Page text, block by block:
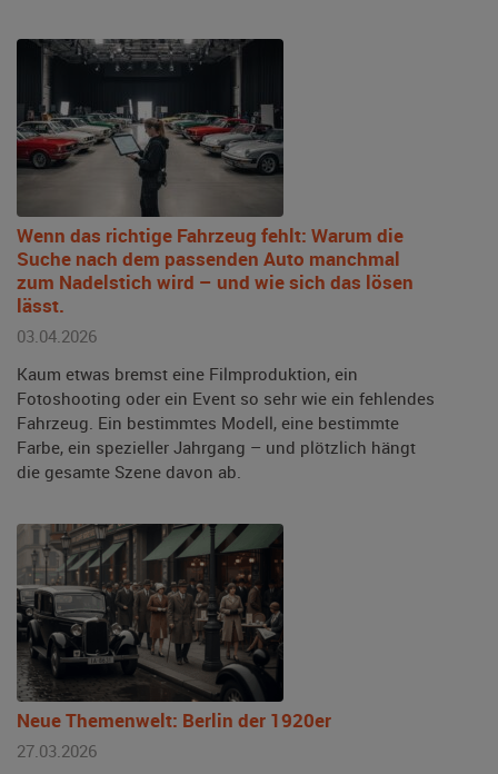
Wenn das richtige Fahrzeug fehlt: Warum die
Suche nach dem passenden Auto manchmal
zum Nadelstich wird – und wie sich das lösen
lässt.
03.04.2026
Kaum etwas bremst eine Filmproduktion, ein
Fotoshooting oder ein Event so sehr wie ein fehlendes
Fahrzeug. Ein bestimmtes Modell, eine bestimmte
Farbe, ein spezieller Jahrgang – und plötzlich hängt
die gesamte Szene davon ab.
Neue Themenwelt: Berlin der 1920er
27.03.2026